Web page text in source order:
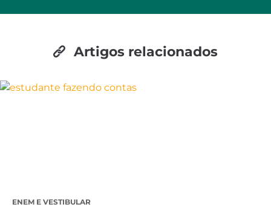
Artigos relacionados
ENEM E VESTIBULAR